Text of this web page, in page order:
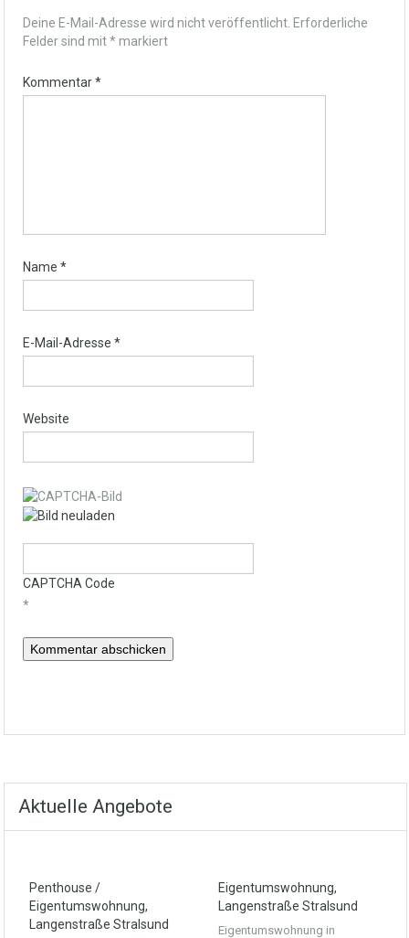
Deine E-Mail-Adresse wird nicht veröffentlicht. Erforderliche
Felder sind mit*markiert
Kommentar*
Name *
E-Mail-Adresse *
Website
CAPTCHA Code
*
Aktuelle Angebote
Penthouse /
Eigentumswohnung,
Langenstraße Stralsund
Eigentumswohnung,
Langenstraße Stralsund
Eigentumswohnung in